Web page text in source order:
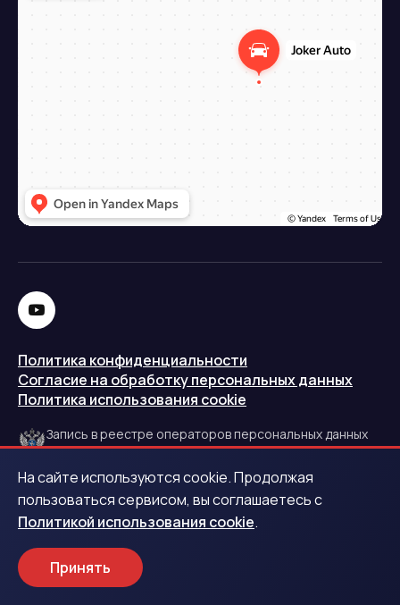
Политика конфиденциальности
Согласие на обработку персональных данных
Политика использования cookie
Запись в реестре операторов персональных данных
РКН
Центральный банк Российской Федерации
Обращаем ваше внимание на то, что данный интернет-
сайт носит исключительно информационный характер и
ни при каких условиях не является публичной офертой.
На сайте используются cookie. Продолжая
пользоваться сервисом, вы соглашаетесь с
Политикой использования cookie.
Принять